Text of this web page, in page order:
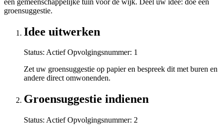
groensuggestie.
Idee uitwerken
Status: ActiefOpvolgingsnummer: 1
Zet uw groensuggestie op papier en bespreek dit met buren en
andere direct omwonenden.
Groensuggestie indienen
Status: ActiefOpvolgingsnummer: 2